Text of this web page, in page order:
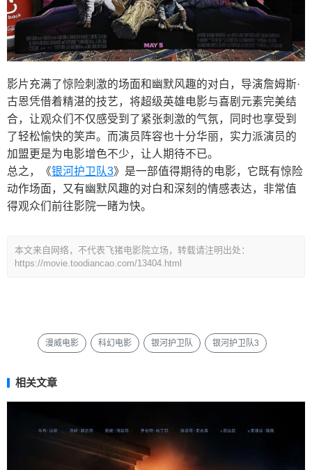
影片充满了惊险刺激的场面和幽默风趣的对白，导演詹姆斯·
古恩凭借着精湛的技艺，将超级英雄电影与喜剧元素完美结
合，让观众们不仅感受到了紧张刺激的气氛，同时也享受到
了轻松愉快的笑声。而演员阵容也十分华丽，实力派演员的
加盟更是为电影增色不少，让人期待不已。
总之，《银河护卫队3》是一部值得期待的电影，它既有惊险
动作场面，又有幽默风趣的对白和深刻的情感表达，非常值
得观众们前往影院一睹为快。
本文来自网络，不代表飞猪电影院立场，转载请注明出处：
https://movie.toodiancao.com/13404.html
漫威电影 科幻电影 银河护卫队 银河护卫队3
相关文章